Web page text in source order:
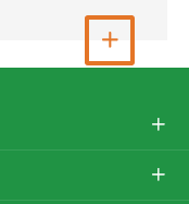
Mehr anzeigen


